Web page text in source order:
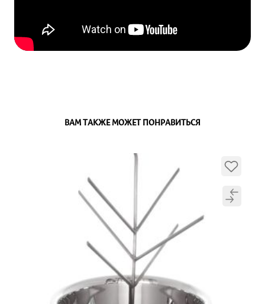
ВАМ ТАКЖЕ МОЖЕТ ПОНРАВИТЬСЯ